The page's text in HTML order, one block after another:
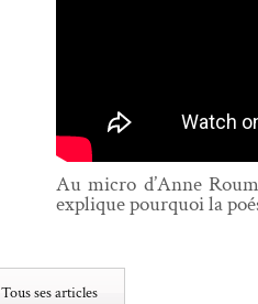
Au micro d’Anne
explique pourquoi la
Tous ses articles